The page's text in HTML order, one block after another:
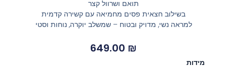
תואם ושרוול קצר
בשילוב חצאית פסים מחמיאה עם קשירה קדמית
למראה נשי, מדויק ובטוח – שמשלב יוקרה, נוחות וסטי
649.00 ₪
מידות
כמות